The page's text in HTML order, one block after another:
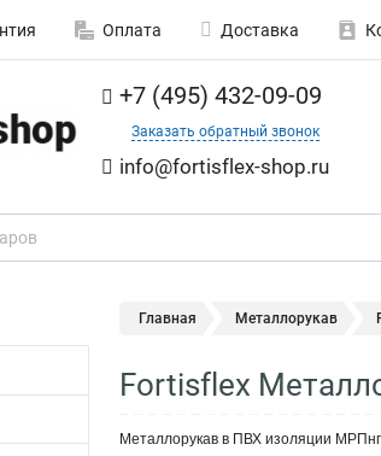
Оплата Доставка
+7 (495) 432-09-09
Заказать обратный звонок
info@fortisflex-shop.ru
Главная Металлорукав
Fortisflex
Металлорукав в ПВХ изоляции